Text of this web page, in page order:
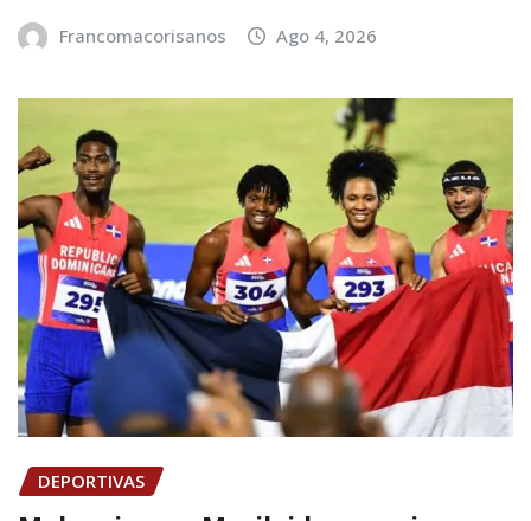
Francomacorisanos Ago 4, 2026
DEPORTIVAS